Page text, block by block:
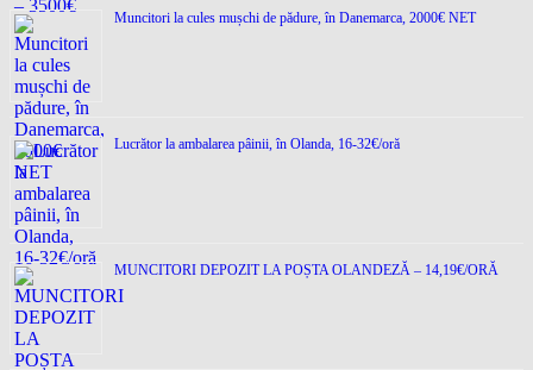
Muncitori la cules mușchi de pădure, în Danemarca, 2000€ NET
Lucrător la ambalarea pâinii, în Olanda, 16-32€/oră
MUNCITORI DEPOZIT LA POȘTA OLANDEZĂ – 14,19€/ORĂ